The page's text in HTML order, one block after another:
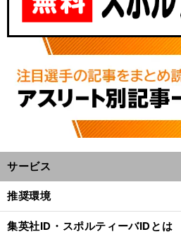
サービス
推奨環境
集英社ID・スポルティーバIDとは